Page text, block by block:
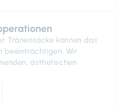
Tränensäcke können das
beeinträchtigen. Wir
ästhetischen